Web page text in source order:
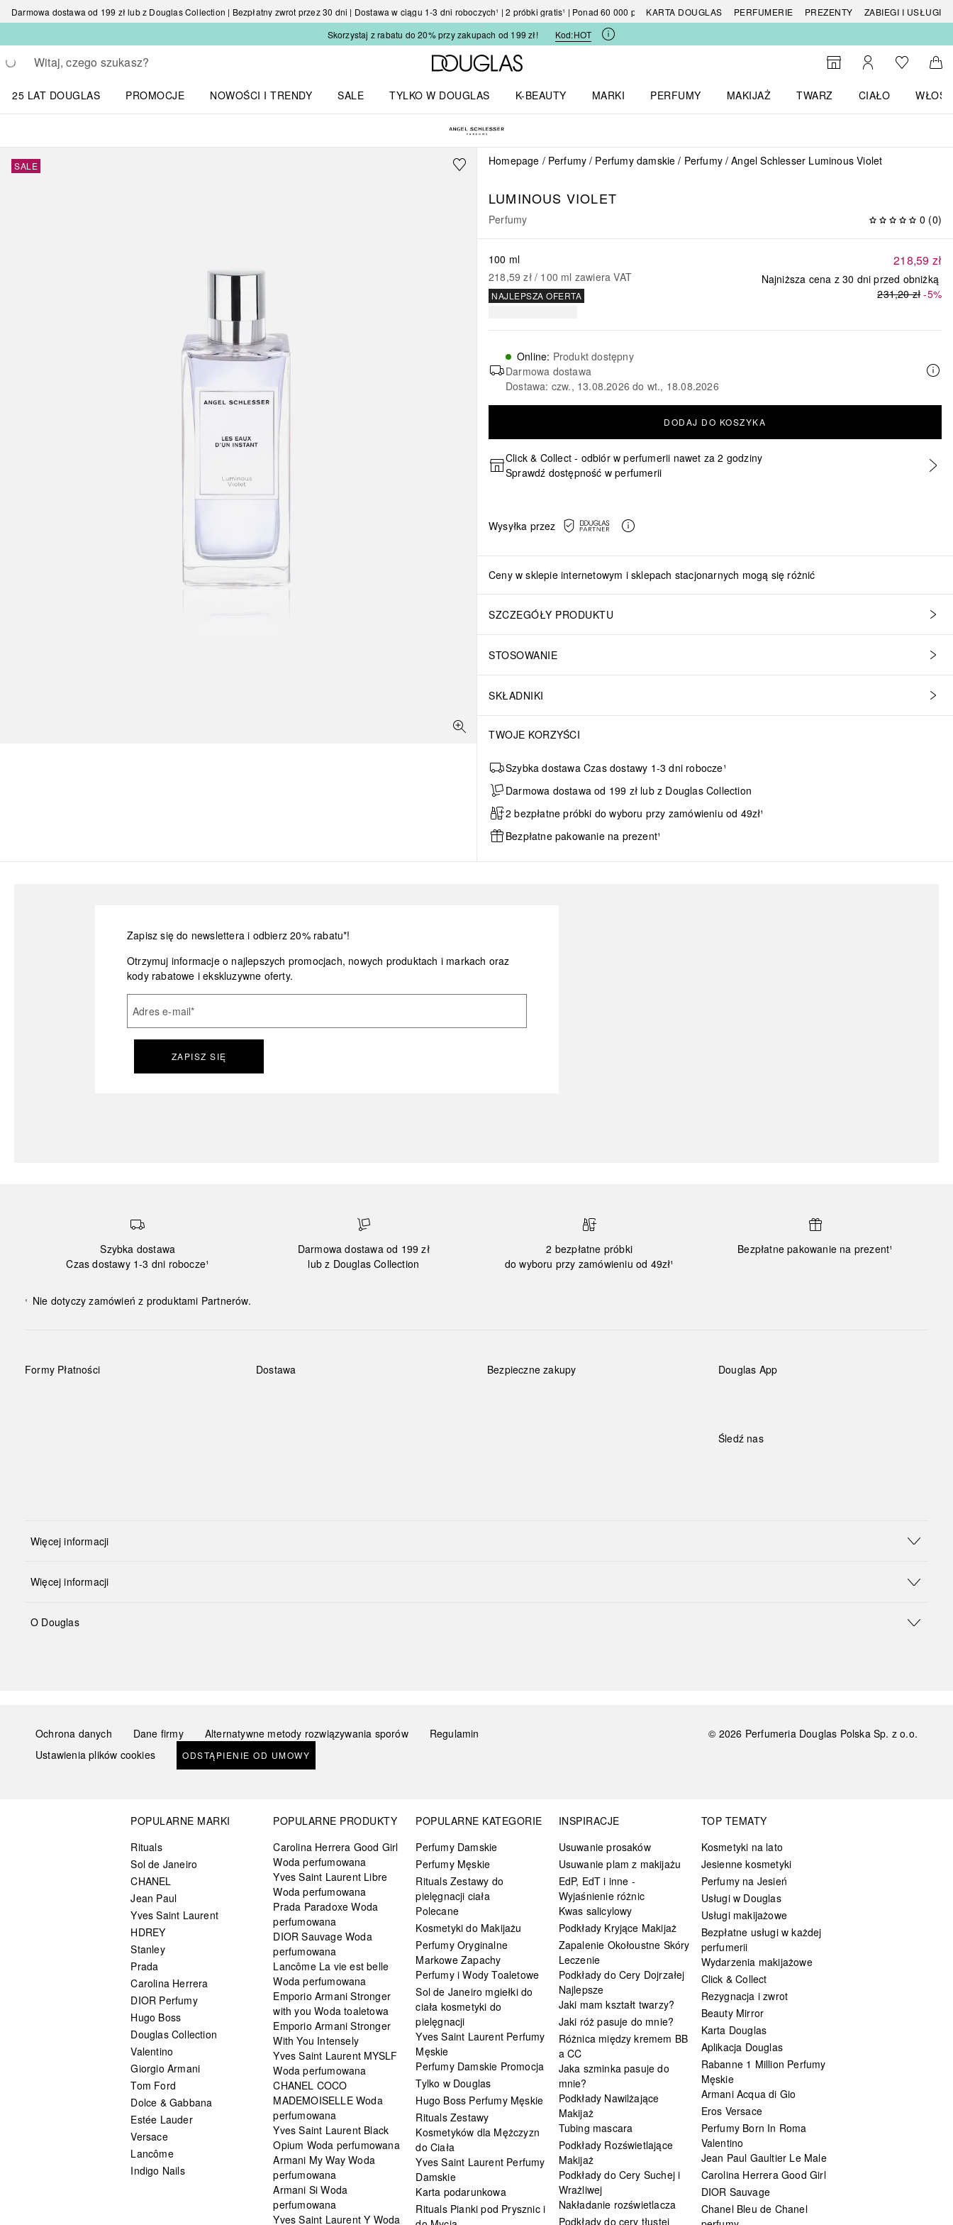
Darmowa dostawa od 199 zł lub z Douglas Collection | Bezpłatny zwrot przez 30 dni | Dostawa w ciągu 1-3 dni roboczych¹ | 2 próbki gratis¹ | Ponad 60 000 produktówKARTA DOUGLAS PERFUMERIE PREZENTY
ZABIEGI I USŁUGI
Skorzystaj z rabatu do 20% przy zakupach od 199 zł!
Kod:HOT
Wracać
Wykonaj wyszukiwanie
Strona główna Douglas
Do wyszukiwarki
Moje kontoDo listyDo
25 LAT DOUGLAS
PROMOCJE
NOWOŚCI I TRENDY
SALE
TYLKO W DOUGLAS
K-BEAUTY
MARKI
PERFUMY
MAKIJAŻ
TWARZ
CIAŁO
WŁOSY
SALE Homepage Perfumy Perfumy damskie Perfumy Angel Schlesser Luminous Violet
LUMINOUS VIOLET
Perfumy 0 (0)
218,59 zł
Najniższa cena z 30 dni przed obniżką
231,20 zł-5%
100 ml
218,59 zł / 100 ml zawiera VAT
NAJLEPSZA OFERTA
Online: Produkt dostępny
Darmowa dostawa
Dostawa: czw., 13.08.2026 do wt., 18.08.2026
DODAJ DO KOSZYKA
Click & Collect - odbiór w perfumerii nawet za 2 godziny
Sprawdź dostępność w perfumerii
Wysyłka przez
Ceny w sklepie internetowym i sklepach stacjonarnych mogą się różnić
SZCZEGÓŁY PRODUKTU
STOSOWANIE
SKŁADNIKI
TWOJE KORZYŚCI
Szybka dostawa Czas dostawy 1-3 dni robocze¹
Darmowa dostawa od 199 zł lub z Douglas Collection
2 bezpłatne próbki do wyboru przy zamówieniu od 49zł¹
Bezpłatne pakowanie na prezent¹
Zapisz się do newslettera i odbierz 20% rabatu*!
Otrzymuj informacje o najlepszych promocjach, nowych produktach i markach oraz
kody rabatowe i ekskluzywne oferty.
Adres e-mail*
ZAPISZ SIĘ
Szybka dostawa
Czas dostawy 1-3 dni robocze¹
Darmowa dostawa od 199 zł
lub z Douglas Collection
2 bezpłatne próbki
do wyboru przy zamówieniu od 49zł¹
Bezpłatne pakowanie na prezent¹
¹ Nie dotyczy zamówień z produktami Partnerów.
Formy Płatności Dostawa Bezpieczne zakupy Douglas App
Śledź nas
Więcej informacji
Więcej informacji
O Douglas
Ochrona danych Dane firmy Alternatywne metody rozwiązywania sporów
Regulamin
Ustawienia plików cookies
ODSTĄPIENIE OD UMOWY
© 2026 Perfumeria Douglas Polska Sp. z o.o.
POPULARNE MARKI
Rituals
Sol de Janeiro
CHANEL
Jean Paul
Yves Saint Laurent
HDREY
Stanley
Prada
Carolina Herrera
DIOR Perfumy
Hugo Boss
Douglas Collection
Valentino
Giorgio Armani
Tom Ford
Dolce & Gabbana
Estée Lauder
Versace
Lancôme
Indigo Nails
POPULARNE PRODUKTY
Carolina Herrera Good Girl
Woda perfumowana
Yves Saint Laurent Libre
Woda perfumowana
Prada Paradoxe Woda
perfumowana
DIOR Sauvage Woda
perfumowana
Lancôme La vie est belle
Woda perfumowana
Emporio Armani Stronger
with you Woda toaletowa
Emporio Armani Stronger
With You Intensely
Yves Saint Laurent MYSLF
Woda perfumowana
CHANEL COCO
MADEMOISELLE Woda
perfumowana
Yves Saint Laurent Black
Opium Woda perfumowana
Armani My Way Woda
perfumowana
Armani Si Woda
perfumowana
Yves Saint Laurent Y Woda
POPULARNE KATEGORIE
Perfumy Damskie
Perfumy Męskie
Rituals Zestawy do
pielęgnacji ciała
Polecane
Kosmetyki do Makijażu
Perfumy Oryginalne
Markowe Zapachy
Perfumy i Wody Toaletowe
Sol de Janeiro mgiełki do
ciała kosmetyki do
pielęgnacji
Yves Saint Laurent Perfumy
Męskie
Perfumy Damskie Promocja
Tylko w Douglas
Hugo Boss Perfumy Męskie
Rituals Zestawy
Kosmetyków dla Mężczyzn
do Ciała
Yves Saint Laurent Perfumy
Damskie
Karta podarunkowa
Rituals Pianki pod Prysznic i
INSPIRACJE
Usuwanie prosaków
Usuwanie plam z makijażu
EdP, EdT i inne -
Wyjaśnienie różnic
Kwas salicylowy
Podkłady Kryjące Makijaż
Zapalenie Okołoustne Skóry
Leczenie
Podkłady do Cery Dojrzałej
Najlepsze
Jaki mam kształt twarzy?
Jaki róż pasuje do mnie?
Różnica między kremem BB
a CC
Jaka szminka pasuje do
mnie?
Podkłady Nawilżające
Makijaż
Tubing mascara
Podkłady Rozświetlające
Makijaż
Podkłady do Cery Suchej i
Wrażliwej
Nakładanie rozświetlacza
Podkłady do cery tłustej
TOP TEMATY
Kosmetyki na lato
Jesienne kosmetyki
Perfumy na Jesień
Usługi w Douglas
Usługi makijażowe
Bezpłatne usługi w każdej
perfumerii
Wydarzenia makijażowe
Click & Collect
Rezygnacja i zwrot
Beauty Mirror
Karta Douglas
Aplikacja Douglas
Rabanne 1 Million Perfumy
Męskie
Armani Acqua di Gio
Eros Versace
Perfumy Born In Roma
Valentino
Jean Paul Gaultier Le Male
Carolina Herrera Good Girl
DIOR Sauvage
Chanel Bleu de Chanel